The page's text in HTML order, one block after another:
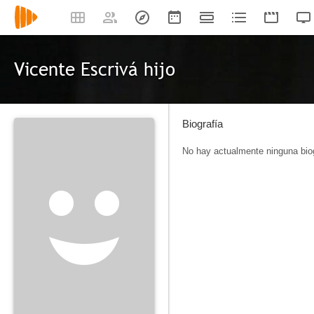
Vicente Escrivá hijo
Biografía
No hay actualmente ninguna